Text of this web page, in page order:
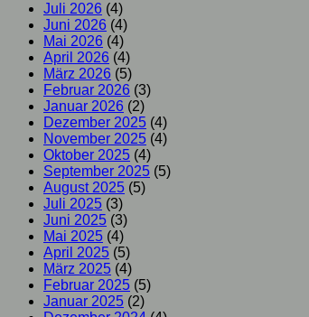
Juli 2026 (4)
Juni 2026 (4)
Mai 2026 (4)
April 2026 (4)
März 2026 (5)
Februar 2026 (3)
Januar 2026 (2)
Dezember 2025 (4)
November 2025 (4)
Oktober 2025 (4)
September 2025 (5)
August 2025 (5)
Juli 2025 (3)
Juni 2025 (3)
Mai 2025 (4)
April 2025 (5)
März 2025 (4)
Februar 2025 (5)
Januar 2025 (2)